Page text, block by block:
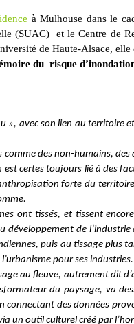
à Mulhouse dans le
(SUAC) et le Centre de
de Haute-Alsace,
du risque
», avec son lien au territoire
comme des non-humains,
certes toujours lié à des
forte du
ont tissés, et tissent
développement de
puis au tissage plus
pour ses industries.
au fleuve, autrement dit
du paysage, va
des données
un outil culturel créé par